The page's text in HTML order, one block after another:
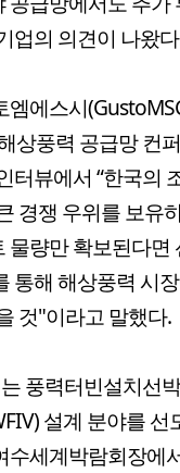
업의 의견이 나왔
엠에스시
상풍력 공급망 컨
터뷰에서 “한국의
경쟁 우위를 보유
물량만 확보된다면
통해 해상풍력 시
것"이라고 말했다.
풍력터빈설치선
설계 분야를 선
수세계박람회장에